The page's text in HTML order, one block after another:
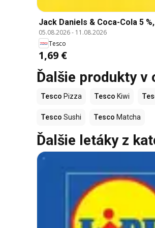
Jack Daniels & Coca-Cola 5
05.08.2026- 11.08.2026
Tesco
1,69 €
Ďalšie produkty v
Tesco Pizza Tesco Kiwi
Tesco Sushi Tesco Matcha
Ďalšie letáky z